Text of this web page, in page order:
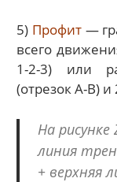
5) Профит—
всего
1-2-3) или
(отрезок А-В) и
На рисунке
линия
+ верхняя